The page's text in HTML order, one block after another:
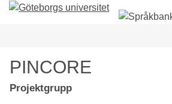
Hoppa
PINCORE
Projektgrupp